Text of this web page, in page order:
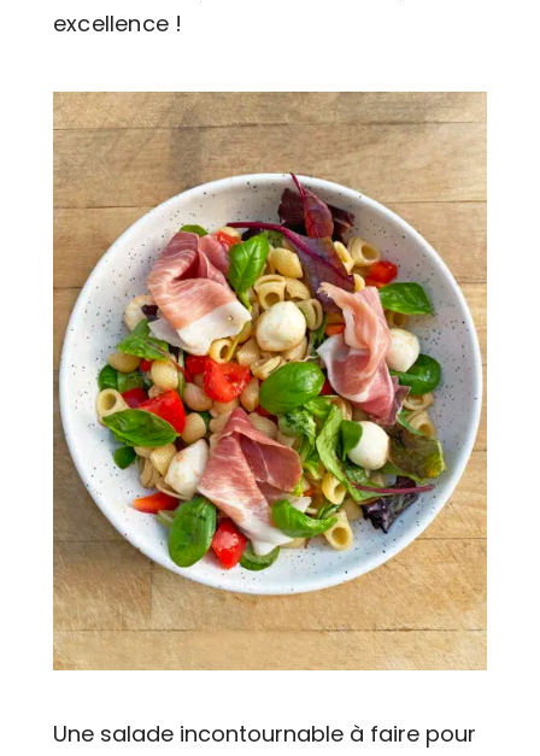
excellence !
Une salade incontournable à faire pour